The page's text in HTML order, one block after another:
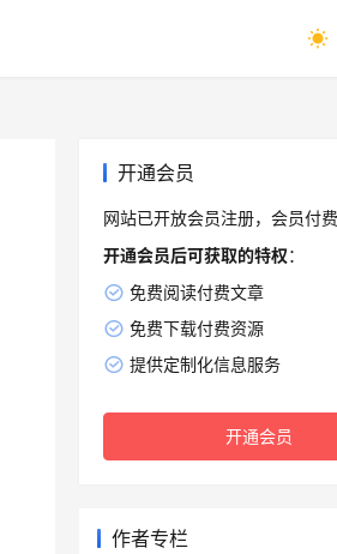
开通会员
网站已开放会员注册，会员付
开通会员后可获取的特权：
免费阅读付费文章
免费下载付费资源
提供定制化信息服务
开通会员
作者专栏